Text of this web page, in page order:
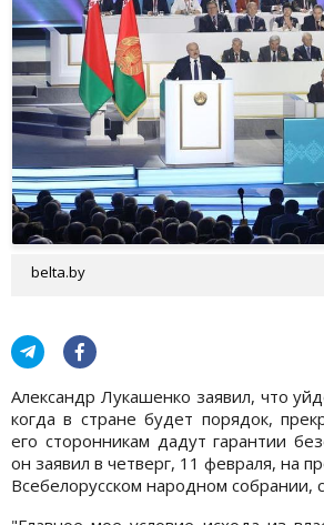
belta.by
Александр Лукашенко заявил, что
когда в стране будет порядок,
его сторонникам дадут гарантии
он заявил в четверг, 11 февраля, на
Всебелорусском народном собрании,